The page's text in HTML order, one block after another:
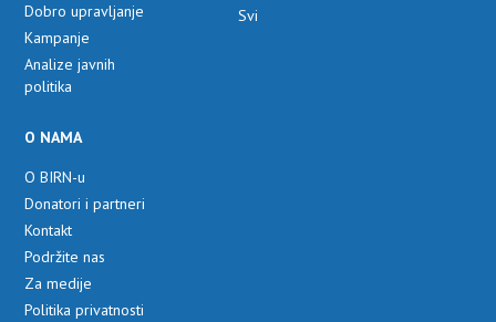
Dobro upravljanje
Kampanje
Analize javnih
politika
Svi
O NAMA
O BIRN-u
Donatori i partneri
Kontakt
Podržite nas
Za medije
Politika privatnosti